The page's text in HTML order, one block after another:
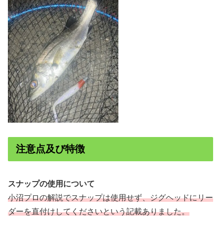
注意点及び特徴
スナップの使用について
小沼プロの解説でスナップは使用せず、ジグヘッドにリー
ダーを直付けしてくださいという記載ありました。